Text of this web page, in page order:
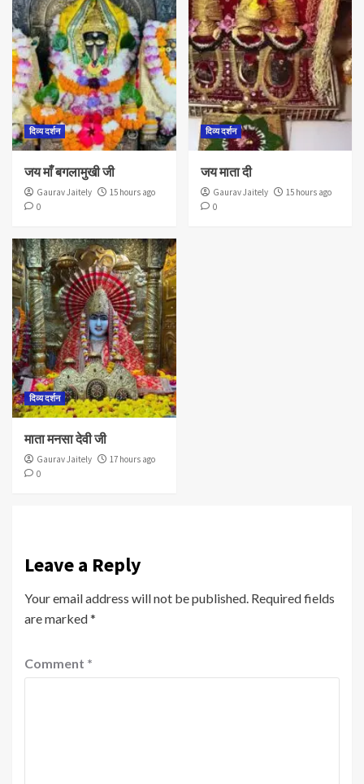
दिव्य दर्शन
जय माँ बगलामुखी जी
Gaurav Jaitely
15 hours ago
0
दिव्य दर्शन
जय माता दी
Gaurav Jaitely
15 hours ago
0
दिव्य दर्शन
माता मनसा देवी जी
Gaurav Jaitely
17 hours ago
0
Leave a Reply
Your email address will not be published. Required fields
are marked*
Comment *